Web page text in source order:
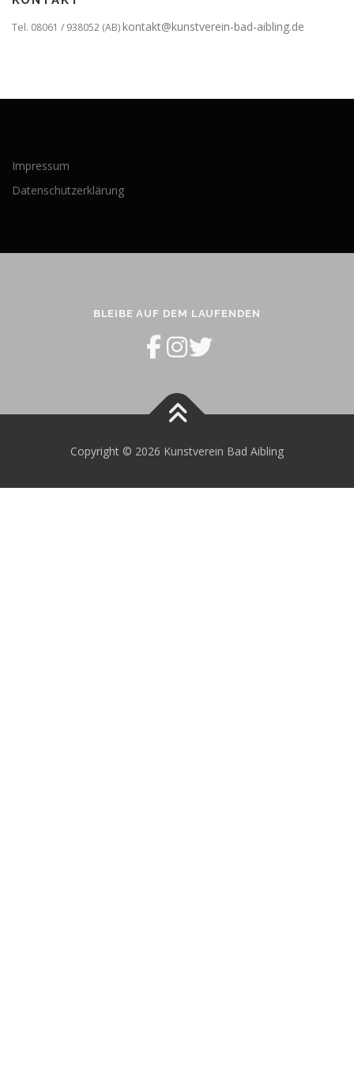
Tel. 08061 / 938052 (AB)kontakt@kunstverein-bad-aibling.de
Impressum
Datenschutzerklärung
BLEIBE AUF DEM LAUFENDEN
Copyright © 2026 Kunstverein Bad Aibling